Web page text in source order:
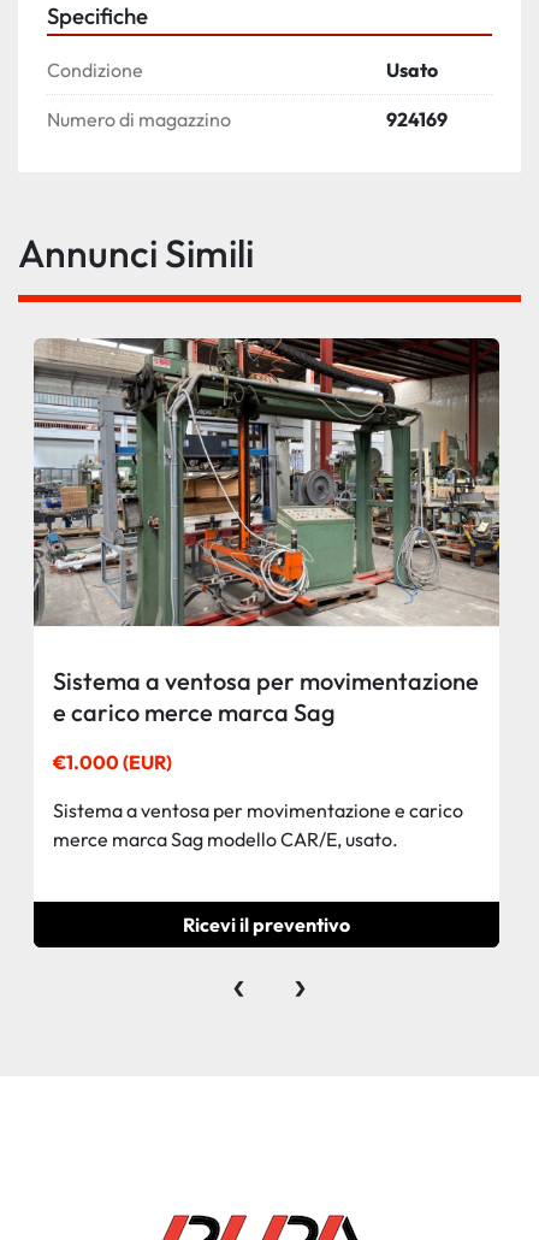
Specifiche
Condizione Usato
Numero di magazzino 924169
Annunci Simili
Sistema a ventosa per movimentazione
e carico merce marca Sag
€1.000 (EUR)
Sistema a ventosa per movimentazione e carico
merce marca Sag modello CAR/E, usato.
Ricevi il preventivo
‹ ›